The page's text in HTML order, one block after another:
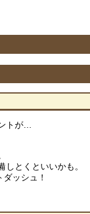
トが…
しとくといいかも。
ッシュ！